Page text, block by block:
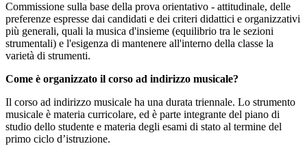
Commissione sulla base della prova orientativo - attitudinale, delle
preferenze espresse dai candidati e dei criteri didattici e organizzativi
più generali, quali la musica d'insieme (equilibrio tra le sezioni
strumentali) e l'esigenza di mantenere all'interno della classe la
varietà di strumenti.
Come è organizzato il corso ad indirizzo musicale?
Il corso ad indirizzo musicale ha una durata triennale. Lo strumento
musicale è materia curricolare, ed è parte integrante del piano di
studio dello studente e materia degli esami di stato al termine del
primo ciclo d’istruzione.